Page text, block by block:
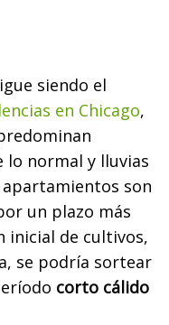
siendo el
en Chicago,
normal y lluvias
son
un plazo más
inicial de cultivos,
se podría sortear
corto cálido